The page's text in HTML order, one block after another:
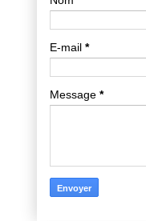
E-mail *
Message *